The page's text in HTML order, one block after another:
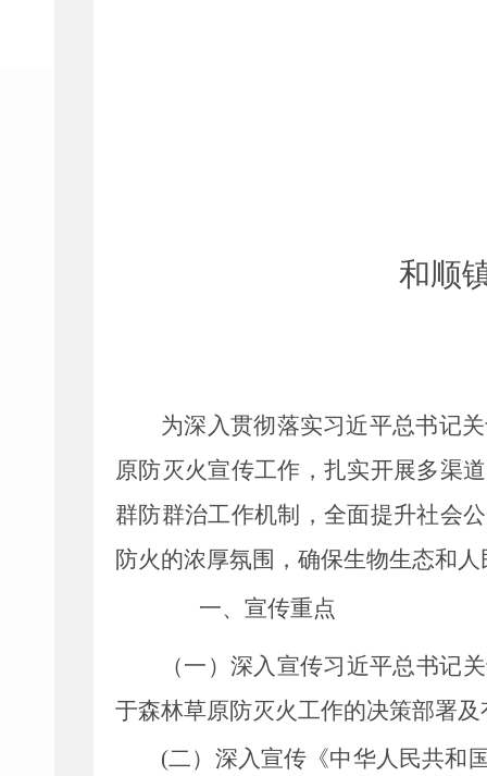
和顺
为深入贯彻落实习近平总书记
原防灭火宣传工作，扎实开展多渠
群防群治工作机制，全面提升社会
防火的浓厚氛围，确保生物生态和
一、宣传重点
（一）深入宣传习近平总书记
于森林草原防灭火工作的决策部署
(二）深入宣传《中华人民共和